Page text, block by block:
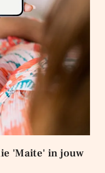
'Maite' in jouw